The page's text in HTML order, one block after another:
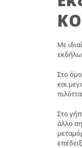
Με
Στο
και
Στο
άλλο